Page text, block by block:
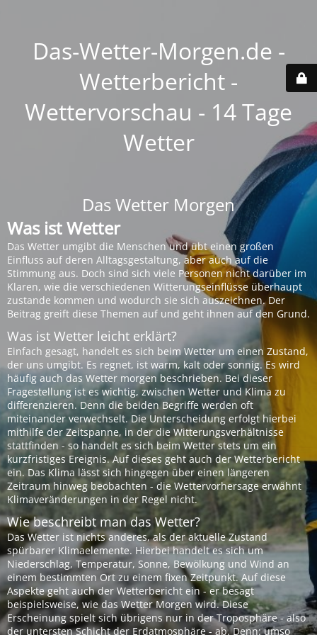
Das-Wetter-Morgen.de -
Wetterbericht -
Wettervorschau - 14 Tage
Wetter
Das Wetter Morgen
Was ist Wetter
Das Wetter umgibt die Menschen und übt einen großen
Einfluss auf deren Alltagsgestaltung, aber auch auf die
Stimmung aus. Doch sind sich viele Personen nicht darüber im
Klaren, wie die verschiedenen Witterungseinflüsse überhaupt
zustande kommen und wodurch sie sich auszeichnen. Der
Beitrag greift diese Themen auf und geht ihnen auf den Grund.
Was ist Wetter leicht erklärt?
Einfach gesagt, handelt es sich beim Wetter um einen Zustand,
der uns umgibt. Es regnet, ist warm, kalt oder sonnig. Es wird
häufig auch das Wetter morgen beschrieben. Bei dieser
Fragestellung ist es wichtig, zwischen Wetter und Klima zu
differenzieren. Denn die beiden Begriffe werden oft
miteinander verwechselt. Die Unterscheidung erfolgt hierbei
mithilfe der Zeitspanne, in der die Witterungsverhältnisse
stattfinden - so handelt es sich beim Wetter stets um ein
kurzfristiges Ereignis. Auf dieses geht auch der Wetterbericht
ein. Das Klima lässt sich hingegen über einen längeren
Zeitraum hinweg beobachten - die Wettervorhersage erwähnt
Klimaveränderungen in der Regel nicht.
Wie beschreibt man das Wetter?
Das Wetter ist nichts anderes, als der aktuelle Zustand
spürbarer Klimaelemente. Hierbei handelt es sich um
Niederschlag, Temperatur, Sonne, Bewölkung und Wind an
einem bestimmten Ort zu einem fixen Zeitpunkt. Auf diese
Aspekte geht auch der Wetterbericht ein - er besagt
beispielsweise, wie das Wetter Morgen wird. Diese
Erscheinung spielt sich übrigens nur in der Troposphäre - also
der untersten Schicht der Erdatmosphäre - ab. Denn: umso